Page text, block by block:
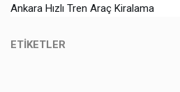
Ankara Hızlı Tren Araç Kiralama
ETİKETLER